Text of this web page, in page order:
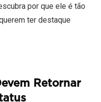
por que ele é tão
ter destaque
Retornar